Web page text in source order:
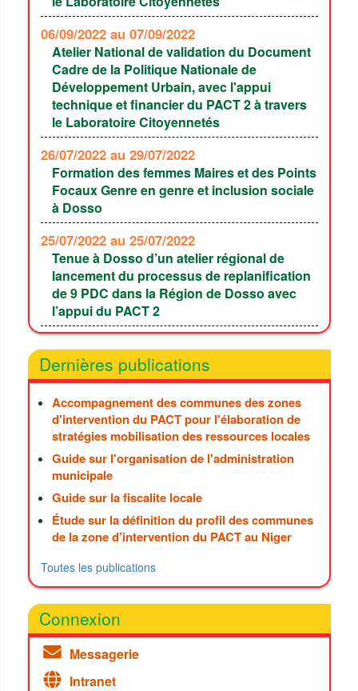
06/09/2022 au 07/09/2022
Atelier National de validation du Document
Cadre de la Politique Nationale de
Développement Urbain, avec l'appui
technique et financier du PACT 2 à travers
le Laboratoire Citoyennetés
26/07/2022 au 29/07/2022
Formation des femmes Maires et des Points
Focaux Genre en genre et inclusion sociale
à Dosso
25/07/2022 au 25/07/2022
Tenue à Dosso d’un atelier régional de
lancement du processus de replanification
de 9 PDC dans la Région de Dosso avec
l’appui du PACT 2
Dernières publications
Accompagnement des communes des zones
d'intervention du PACT pour l'élaboration de
stratégies mobilisation des ressources locales
Guide sur l'organisation de l'administration
municipale
Guide sur la fiscalite locale
Étude sur la définition du profil des communes
de la zone d’intervention du PACT au Niger
Toutes les publications
Connexion
Messagerie
Intranet